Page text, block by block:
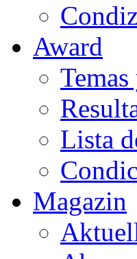
Award
Lista
Magazin